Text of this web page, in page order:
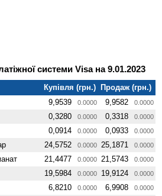
системи Visa на 9.01.2023
Купівля (грн.)
Продаж (грн.)
9,9539 0.0000 9,9582 0.0000
0,3280 0.0000 0,3318 0.0000
0,0914 0.0000 0,0933 0.0000
24,5752 0.0000 25,1871 0.0000
21,4477 0.0000 21,5743 0.0000
19,5984 0.0000 19,9124 0.0000
6,8210 0.0000 6,9908 0.0000